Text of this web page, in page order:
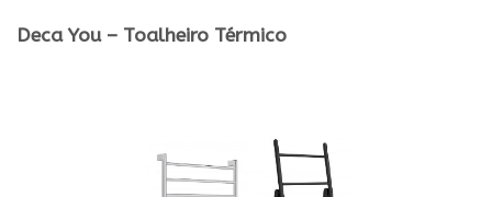
Deca You – Toalheiro Térmico